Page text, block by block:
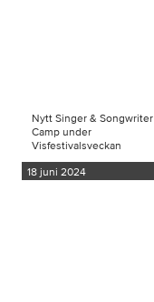
Nytt Singer & Songwriter
Camp under
Visfestivalsveckan
18 juni 2024